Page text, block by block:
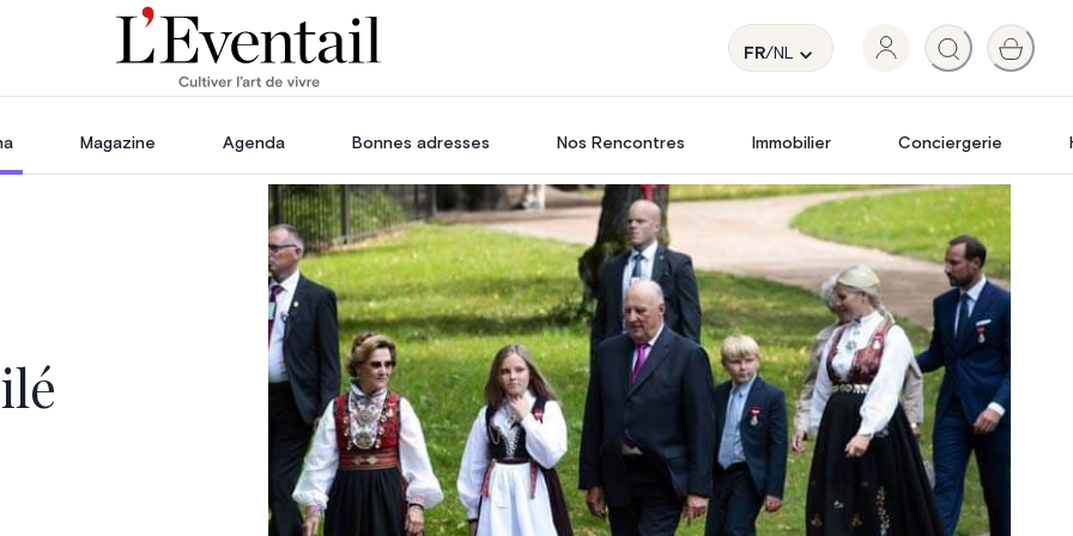
FR/NL
Voyage, Évasion & Escapade
Magazine Agenda Bonnes adresses Nos Rencontres Immobilier Conciergerie